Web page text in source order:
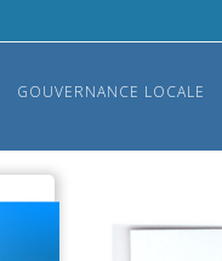
GOUVERNANCE LOCALE